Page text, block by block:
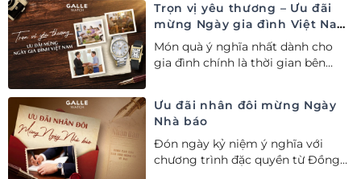
Trọn vị yêu thương – Ưu đãi
mừng Ngày gia đình Việt Nam
28/06
Món quà ý nghĩa nhất dành cho
gia đình chính là thời gian bên
Gia đình Việt Nam.
Ưu đãi nhân đôi mừng Ngày
Nhà báo
Đón ngày kỷ niệm ý nghĩa với
chương trình đặc quyền từ Đồng